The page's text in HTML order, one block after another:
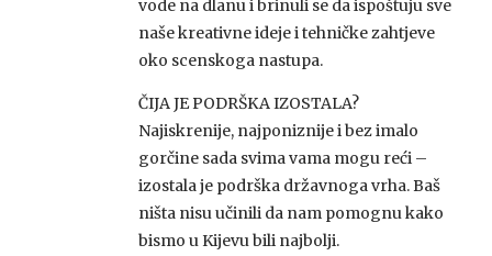
vode na dlanu i brinuli se da ispoštuju sve
naše kreativne ideje i tehničke zahtjeve
oko scenskoga nastupa.
ČIJA JE PODRŠKA IZOSTALA?
Najiskrenije, najponiznije i bez imalo
gorčine sada svima vama mogu reći –
izostala je podrška državnoga vrha. Baš
ništa nisu učinili da nam pomognu kako
bismo u Kijevu bili najbolji.